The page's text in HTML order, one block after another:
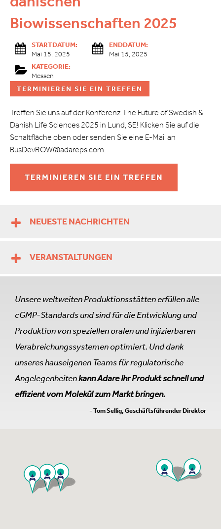
Biowissenschaften 2025
STARTDATUM:
Mai 15, 2025
ENDDATUM:
Mai 15, 2025
KATEGORIE:
Messen
TERMINIEREN SIE EIN TREFFEN
Treffen Sie uns auf der Konferenz The Future of Swedish &
Danish Life Sciences 2025 in Lund, SE! Klicken Sie auf die
Schaltfläche oben oder senden Sie eine E-Mail an
BusDevROW@adareps.com.
TERMINIEREN SIE EIN TREFFEN
NEUESTE NACHRICHTEN
VERANSTALTUNGEN
Unsere weltweiten Produktionsstätten erfüllen alle
cGMP-Standards und sind für die Entwicklung und
Produktion von speziellen oralen und injizierbaren
Verabreichungssystemen optimiert. Und dank
unseres hauseigenen Teams für regulatorische
Angelegenheitenkann Adare Ihr Produkt schnell und
effizient vom Molekül zum Markt bringen.
- Tom Sellig, Geschäftsführender Direktor